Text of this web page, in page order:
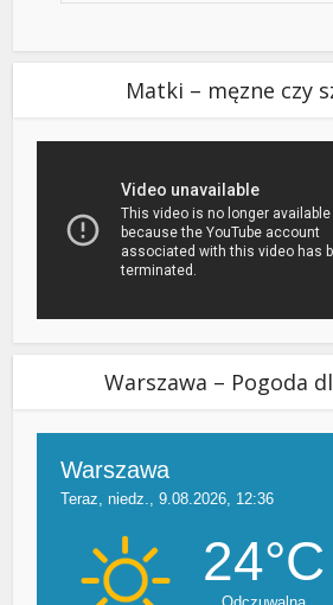
Matki – męzne czy
Warszawa – Pogoda